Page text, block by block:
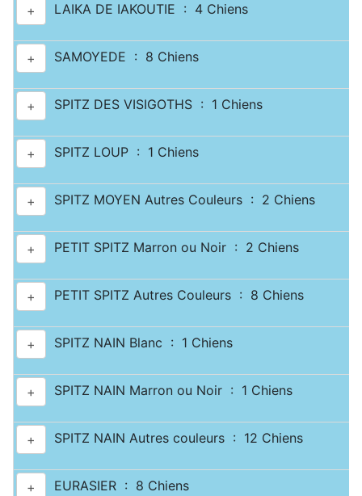
+ LAIKA DE IAKOUTIE : 4 Chiens
+ SAMOYEDE : 8 Chiens
+ SPITZ DES VISIGOTHS : 1 Chiens
+ SPITZ LOUP : 1 Chiens
+ SPITZ MOYEN Autres Couleurs : 2 Chiens
+ PETIT SPITZ Marron ou Noir : 2 Chiens
+ PETIT SPITZ Autres Couleurs : 8 Chiens
+ SPITZ NAIN Blanc : 1 Chiens
+ SPITZ NAIN Marron ou Noir : 1 Chiens
+ SPITZ NAIN Autres couleurs : 12 Chiens
+ EURASIER : 8 Chiens